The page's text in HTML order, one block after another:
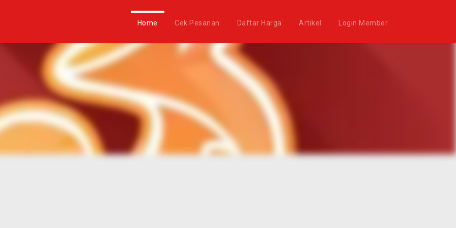
Home Cek Pesanan Daftar Harga Artikel Login Member